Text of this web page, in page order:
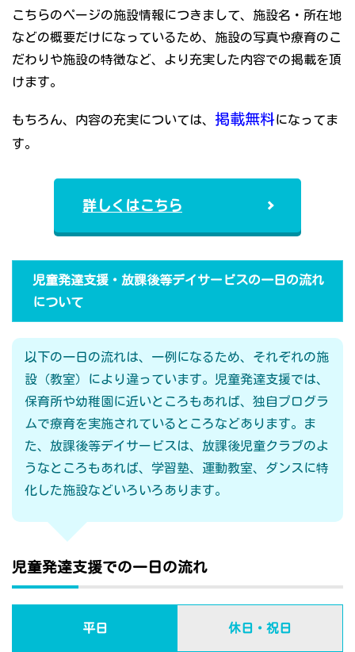
こちらのページの施設情報につきまして、施設名・所在地
などの概要だけになっているため、施設の写真や療育のこ
だわりや施設の特徴など、より充実した内容での掲載を頂
けます。
もちろん、内容の充実については、 掲載無料になってま
す。
詳しくはこちら
児童発達支援・放課後等デイサービスの一日の流れ
について
以下の一日の流れは、一例になるため、それぞれの施
設（教室）により違っています。児童発達支援では、
保育所や幼稚園に近いところもあれば、独自プログラ
ムで療育を実施されているところなどあります。ま
た、放課後等デイサービスは、放課後児童クラブのよ
うなところもあれば、学習塾、運動教室、ダンスに特
化した施設などいろいろあります。
児童発達支援での一日の流れ
平日 休日・祝日